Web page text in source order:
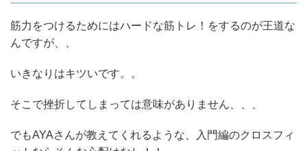
筋力をつけるためにはハードな筋トレ！をするのが王道な
んですが、、
いきなりはキツいです。。
そこで挫折してしまっては意味がありません、、、
でもAYAさんが教えてくれるような、入門編のクロスフィ